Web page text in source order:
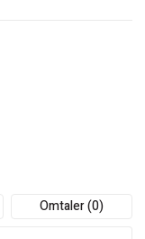
Omtaler (0)